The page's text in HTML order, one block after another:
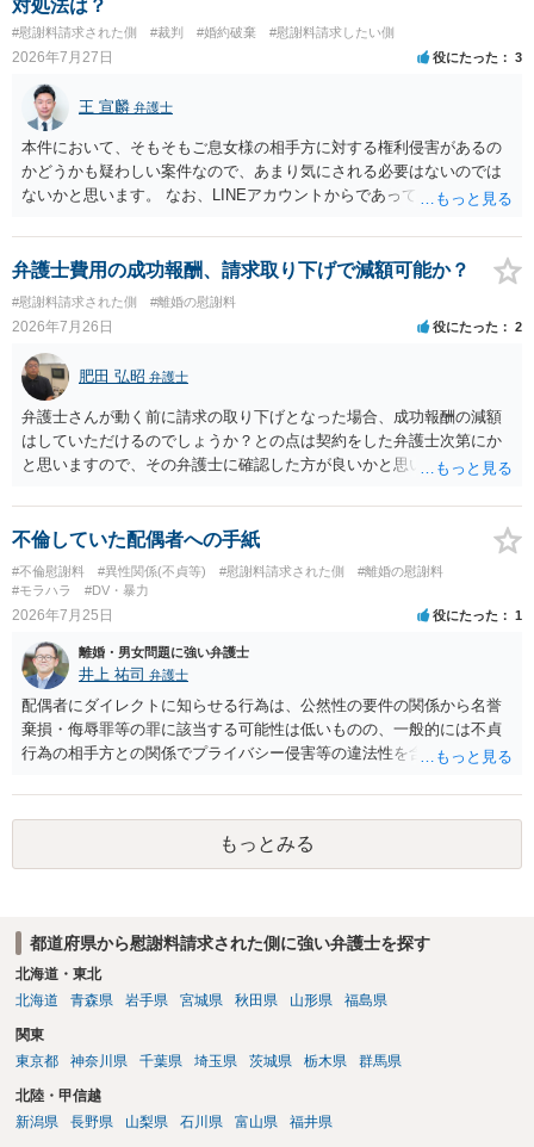
とはいえないと考えますので、 結局は、妥当かどうかというより
も、ご自身が納得できるかどうかという基準でお考えいただくといい
と思います。 そのうえで、合意できるかは、相手も納得できるか
否かにかかってはきますが。 ４ 質問④ ご記載の内容からは判断
できないのですが、 清算条項を記載しないで合意することはリス
クがありますので、むしろ、原則としては、清算条項を記載するべき
であるとお考えいただくといいです。 ご質問に対する回答は以上で
すが、可能であれば、ご依頼になるかは別として、お近くの弁護士に
直接相談されて、 今後の対応についてアドバイス等を求めることを
切関与しないなら100万円振り込む」というLINEや誓約書は、裁判上
どの程度証拠価値があるのか ⇒前後のやり取りや誓約書の具体的内容
を見ない限り、具体的な判断はできませんが、一定の証拠価値はある
と考えます。 ③ 借用書があっても、後から100万円を貸付扱いに変更
することは認められるのか。 ⇒おそらく１００万円は不当利得（受け
取る正当な権利がないのに利益を取得した）として返還請求されてい
るものかと推察しますので、 貸金返還ではないかと存じます。 ④ 私
は現在、収入も不安定で貯金もなくリボ払い借金が既に約100万あり。
今年に再婚したが主人はお金に厳しい為、一括で220万円を支払う事は
困難 仮に裁判で敗訴した場合でも、分割払いになる可能性はあります
か。 ⇒判決となり敗訴してしまった場合は、強制執行により不動産等
の財産を差し押さえられ、そこから債権回収が図られることになりま
すが、 和解であれば柔軟な解決が可能ですので、その場合は分割払
いにより支払うことも十分可能です。 ⑤ このような事情であれば、私
は120万円のみ和解交渉を続けるべきでしょうか。 ⇒ご相談者様の認
識を前提にすれば、１００万円も含めて返済する必要はないと考えら
れるため、 120万円のみについて交渉を続けることがベターかと存じ
ます。
対処法は？
#慰謝料請求された側 #裁判 #婚約破棄 #慰謝料請求したい側
2026年7月27日 役にたった 3
王 宣麟 弁護士
本件において、そもそもご息女様の相手方に対する権利侵害があるの
かどうかも疑わしい案件なので、あまり気にされる必要はないのでは
ないかと思います。 なお、LINEアカウントからであっても、そこに紐
るパターンはありえるものの、本件のような精神的損害が発生したと
明確にいえないような案件において開示がなされる可能性も低いので
弁護士費用の成功報酬、請求取り下げで減額可能か？
#慰謝料請求された側 #離婚の慰謝料
2026年7月26日 役にたった 2
肥田 弘昭 弁護士
弁護士さんが動く前に請求の取り下げとなった場合、成功報酬の減額
はしていただけるのでしょうか？との点は契約をした弁護士次第にか
と思いますので、その弁護士に確認した方が良いかと思います。ご参
不倫していた配偶者への手紙
#不倫慰謝料 #異性関係(不貞等) #慰謝料請求された側
#離婚の慰謝料
#モラハラ
#DV・暴力
2026年7月25日 役にたった 1
離婚・男女問題に強い弁護士
井上 祐司 弁護士
配偶者にダイレクトに知らせる行為は、公然性の要件の関係から名誉
棄損・侮辱罪等の罪に該当する可能性は低いものの、一般的には不貞
行為の相手方との関係でプライバシー侵害等の違法性を含む行為で
ため、弁護士としては推奨しないことが一般的かと思います。
もっとみる
都道府県から慰謝料請求された側に強い弁護士を探す
北海道・東北
北海道
青森県 岩手県 宮城県 秋田県 山形県 福島県
関東
東京都
神奈川県 千葉県 埼玉県 茨城県 栃木県 群馬県
北陸・甲信越
新潟県
長野県 山梨県 石川県 富山県 福井県